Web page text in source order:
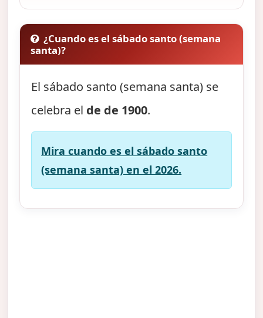
¿Cuando es el sábado santo (semana
santa)?
El sábado santo (semana santa) se
celebra el de de 1900.
Mira cuando es el sábado santo
(semana santa) en el 2026.